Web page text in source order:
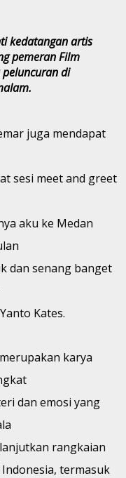
kedatangan artis
pemeran Film
peluncuran di
juga mendapat
sesi meet and greet
aku ke Medan
dan senang banget
Kates.
karya
dan emosi yang
rangkaian
termasuk